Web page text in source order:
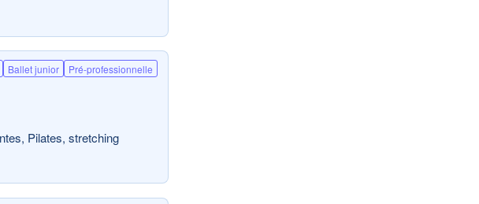
Ballet junior Pré-professionnelle
Pilates, stretching